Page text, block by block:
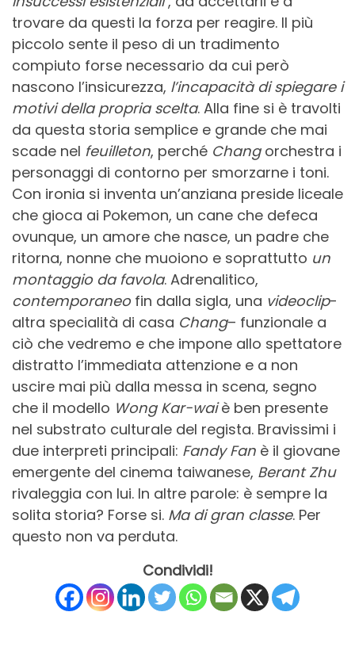
trovare da questi la forza per reagire. Il più
piccolo sente il peso di un tradimento
compiuto forse necessario da cui però
nascono l’insicurezza, l’incapacità di spiegare i
motivi della propria scelta. Alla fine si è travolti
da questa storia semplice e grande che mai
scade nel feuilleton, perché Changorchestra i
personaggi di contorno per smorzarne i toni.
Con ironia si inventa un’anziana preside liceale
che gioca ai Pokemon, un cane che defeca
ovunque, un amore che nasce, un padre che
ritorna, nonne che muoiono e soprattutto un
montaggio da favola. Adrenalitico,
contemporaneofin dalla sigla, una videoclip-
altra specialità di casa Chang– funzionale a
ciò che vedremo e che impone allo spettatore
distratto l’immediata attenzione e a non
uscire mai più dalla messa in scena, segno
che il modello Wong Kar-waiè ben presente
nel substrato culturale del regista. Bravissimi i
due interpreti principali: Fandy Fan è il giovane
emergente del cinema taiwanese, Berant Zhu
rivaleggia con lui. In altre parole: è sempre la
solita storia? Forse si. Ma di gran classe. Per
questo non va perduta.
Condividi!